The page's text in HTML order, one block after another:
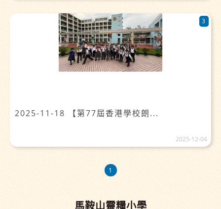
2025-11-18 【第77屆香港學校朗...
3
2025-12-04
1
馬鞍山靈糧小學